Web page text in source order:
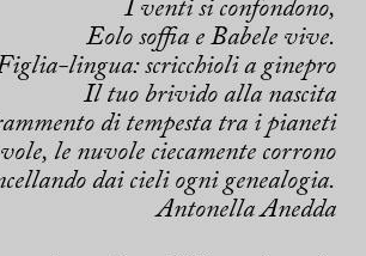
I venti si confondono,
Eolo soffia e Babele vive.
lingua: scricchioli a ginepro
Il tuo brivido alla nascita
di tempesta tra i pianeti
le nuvole ciecamente corrono
dai cieli ogni genealogia.
Antonella Anedda